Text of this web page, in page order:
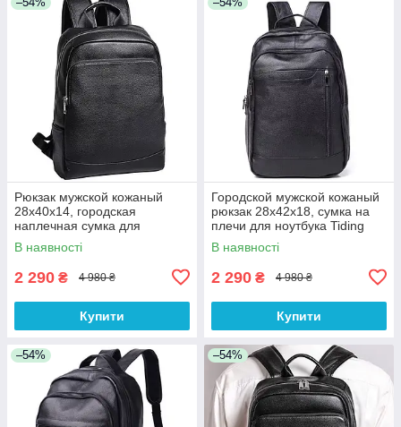
Рюкзак мужской кожаный
28х40х14, городская
наплечная сумка для
ноутбука и документов,
черный
В наявності
2 290 ₴ 4 980 ₴
Купити
Городской мужской кожаный
рюкзак 28х42х18, сумка на
плечи для ноутбука Tiding
Bag B2-03555A, черная
В наявності
2 290 ₴ 4 980 ₴
Купити
–54% –54%